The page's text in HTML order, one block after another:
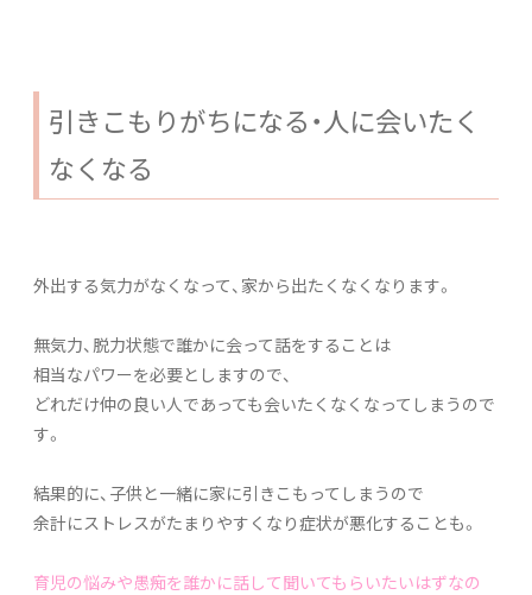
引きこもりがちになる・人に会いたく
なくなる
外出する気力がなくなって、家から出たくなくなります。
無気力、脱力状態で誰かに会って話をすることは
相当なパワーを必要としますので、
どれだけ仲の良い人であっても会いたくなくなってしまうので
す。
結果的に、子供と一緒に家に引きこもってしまうので
余計にストレスがたまりやすくなり症状が悪化することも。
育児の悩みや愚痴を誰かに話して聞いてもらいたいはずなの